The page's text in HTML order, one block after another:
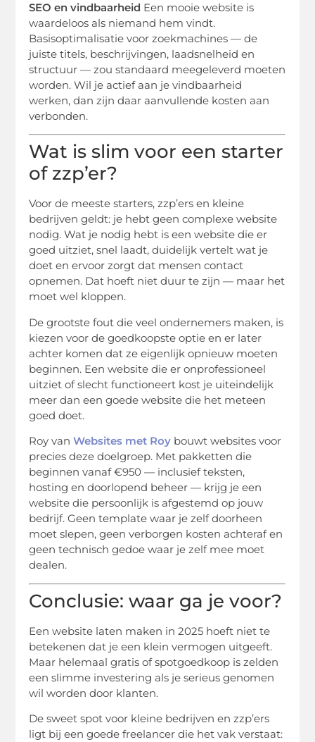
SEO en vindbaarheid Een mooie website is
waardeloos als niemand hem vindt.
Basisoptimalisatie voor zoekmachines — de
juiste titels, beschrijvingen, laadsnelheid en
structuur — zou standaard meegeleverd moeten
worden. Wil je actief aan je vindbaarheid
werken, dan zijn daar aanvullende kosten aan
verbonden.
Wat is slim voor een starter
of zzp’er?
Voor de meeste starters, zzp’ers en kleine
bedrijven geldt: je hebt geen complexe website
nodig. Wat je nodig hebt is een website die er
goed uitziet, snel laadt, duidelijk vertelt wat je
doet en ervoor zorgt dat mensen contact
opnemen. Dat hoeft niet duur te zijn — maar het
moet wel kloppen.
De grootste fout die veel ondernemers maken, is
kiezen voor de goedkoopste optie en er later
achter komen dat ze eigenlijk opnieuw moeten
beginnen. Een website die er onprofessioneel
uitziet of slecht functioneert kost je uiteindelijk
meer dan een goede website die het meteen
goed doet.
Roy vanWebsites met Roy bouwt websites voor
precies deze doelgroep. Met pakketten die
beginnen vanaf €950 — inclusief teksten,
hosting en doorlopend beheer — krijg je een
website die persoonlijk is afgestemd op jouw
bedrijf. Geen template waar je zelf doorheen
moet slepen, geen verborgen kosten achteraf en
geen technisch gedoe waar je zelf mee moet
dealen.
Conclusie: waar ga je voor?
Een website laten maken in 2025 hoeft niet te
betekenen dat je een klein vermogen uitgeeft.
Maar helemaal gratis of spotgoedkoop is zelden
een slimme investering als je serieus genomen
wil worden door klanten.
De sweet spot voor kleine bedrijven en zzp’ers
ligt bij een goede freelancer die het vak verstaat: